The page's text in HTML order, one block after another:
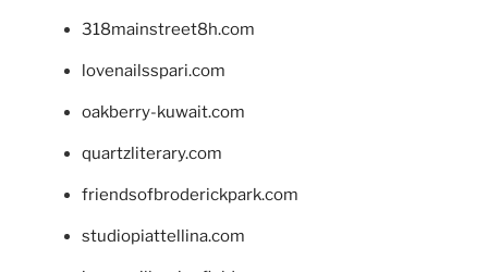
318mainstreet8h.com
lovenailsspari.com
oakberry-kuwait.com
quartzliterary.com
friendsofbroderickpark.com
studiopiattellina.com